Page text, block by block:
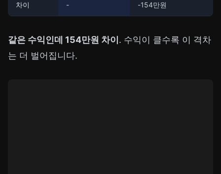
차이 - -154만원
같은 수익인데 154만원 차이 . 수익이 클수록 이 격차
는 더 벌어집니다.